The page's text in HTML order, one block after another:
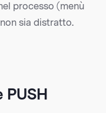
processo (menù
sia distratto.
PUSH